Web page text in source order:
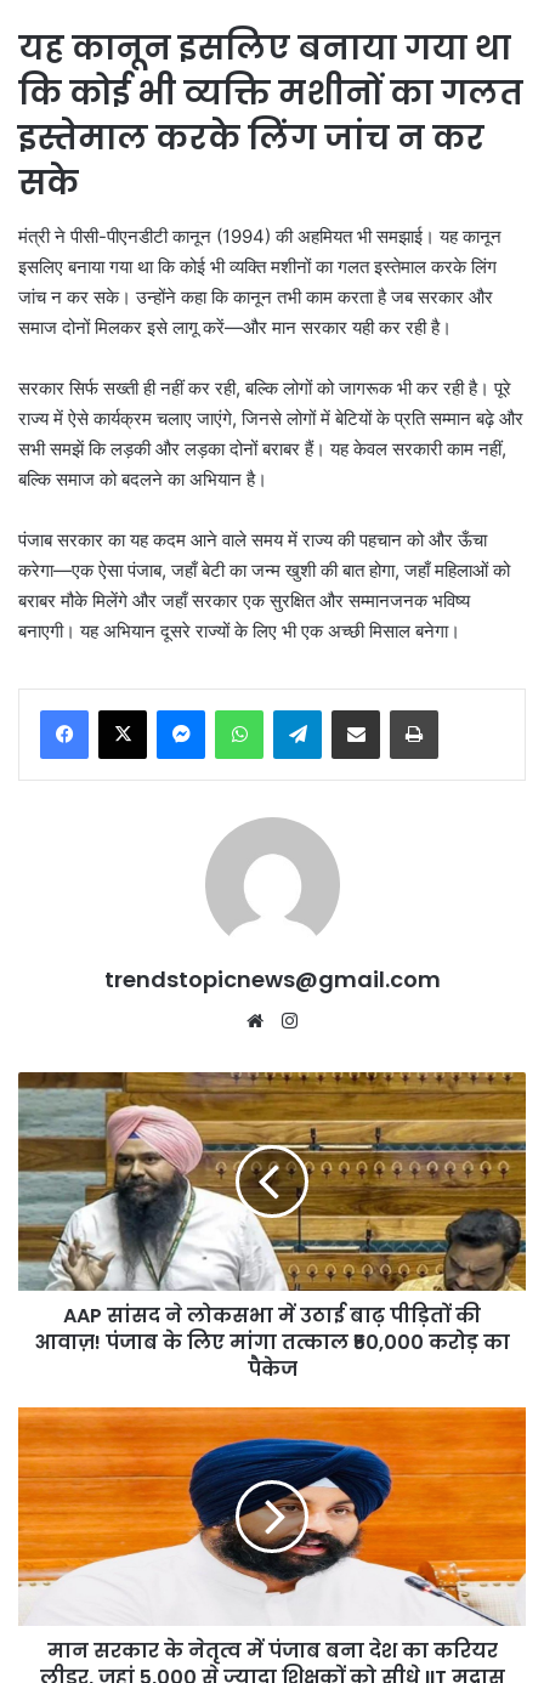
यह कानून इसलिए बनाया गया था
कि कोई भी व्यक्ति मशीनों का गलत
इस्तेमाल करके लिंग जांच न कर
सके
मंत्री ने पीसी-पीएनडीटी कानून (1994) की अहमियत भी समझाई। यह कानून
इसलिए बनाया गया था कि कोई भी व्यक्ति मशीनों का गलत इस्तेमाल करके लिंग
जांच न कर सके। उन्होंने कहा कि कानून तभी काम करता है जब सरकार और
समाज दोनों मिलकर इसे लागू करें—और मान सरकार यही कर रही है।
सरकार सिर्फ सख्ती ही नहीं कर रही, बल्कि लोगों को जागरूक भी कर रही है। पूरे
राज्य में ऐसे कार्यक्रम चलाए जाएंगे, जिनसे लोगों में बेटियों के प्रति सम्मान बढ़े और
सभी समझें कि लड़की और लड़का दोनों बराबर हैं। यह केवल सरकारी काम नहीं,
बल्कि समाज को बदलने का अभियान है।
पंजाब सरकार का यह कदम आने वाले समय में राज्य की पहचान को और ऊँचा
करेगा—एक ऐसा पंजाब, जहाँ बेटी का जन्म खुशी की बात होगा, जहाँ महिलाओं को
बराबर मौके मिलेंगे और जहाँ सरकार एक सुरक्षित और सम्मानजनक भविष्य
बनाएगी। यह अभियान दूसरे राज्यों के लिए भी एक अच्छी मिसाल बनेगा।
MessengerWhatsAppTelegramShare via Email Print
trendstopicnews@gmail.com
Website
AAP
सांसद
ने
लोकसभा
में
उठाई
बाढ़
पीड़ितों
की
पंजाब
मांगा
तत्काल
₹50,000
करोड़
का
पैकेज
AAP सांसद ने लोकसभा में उठाई बाढ़ पीड़ितों की
आवाज़! पंजाब के लिए मांगा तत्काल ₹50,000 करोड़ का
पैकेज
मान
सरकार
के
नेतृत्व
में
पंजाब
बना
का
करियर
लीडर,
मान सरकार के नेतृत्व में पंजाब बना देश का करियर